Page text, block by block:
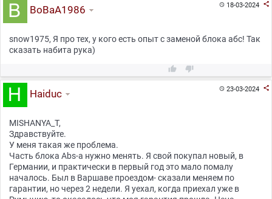
18-03-2024 
BoBaA1986
snow1975, Я про тех, у кого есть опыт с заменой блока абс! Так
сказать набита рука)
 
23-03-2024 
Haiduc
MISHANYA_T,
Здравствуйте.
У меня такая же проблема.
Часть блока Abs-а нужно менять. Я свой покупал новый, в
Германии, и практически в первый год это мало помалу
началось. Был в Варшаве проездом- сказали меняем по
гарантии, но через 2 недели. Я уехал, когда приехал уже в